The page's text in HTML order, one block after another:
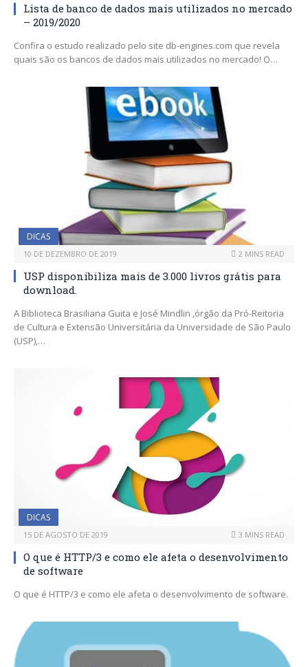
Lista de banco de dados mais utilizados no mercado
– 2019/2020
Confira o estudo realizado pelo site db-engines.com que revela
quais são os bancos de dados mais utilizados no mercado! O…
DICAS
10 DE DEZEMBRO DE 2019 2 MINS READ
USP disponibiliza mais de 3.000 livros grátis para
download.
A Biblioteca Brasiliana Guita e José Mindlin ,órgão da Pró-Reitoria
de Cultura e Extensão Universitária da Universidade de São Paulo
(USP),…
DICAS
15 DE AGOSTO DE 2019 3 MINS READ
O que é HTTP/3 e como ele afeta o desenvolvimento
de software
O que é HTTP/3 e como ele afeta o desenvolvimento de software.